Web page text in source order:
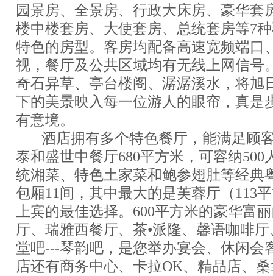
园景房、全景房、行政大床房、豪华套
楼中楼套房、大使套房、总统套房等7
特色的房型。客房均配备高速宽频端口
视，餐厅及公共区域均有无线上网信号
奇石异草、亭台楼阁、潺潺溪水，将旭
下的美景映入每一位游人的眼帘，真是
有意境。
酒店拥有多个特色餐厅，能满足顾
泰和盛世中餐厅680平方米，可容纳500
统湘菜、特色土家菜和鲍参翅肚等经典
包厢11间，其中最大的是芙蓉厅（113
上宾的最佳选择。600平方米的豪华富
厅、瑞雅西餐厅、茶•派隆、馨语咖啡
堂吧---琴韵吧，是您举办宴会、休闲会
店还有商务中心、卡拉OK、精品店、